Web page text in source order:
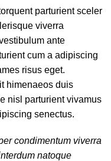
parturient sceler
viverra
ante
cum a adipiscing
risus eget.
himenaeos duis
nisl parturient vivamus
senectus.
condimentum viverra
natoque